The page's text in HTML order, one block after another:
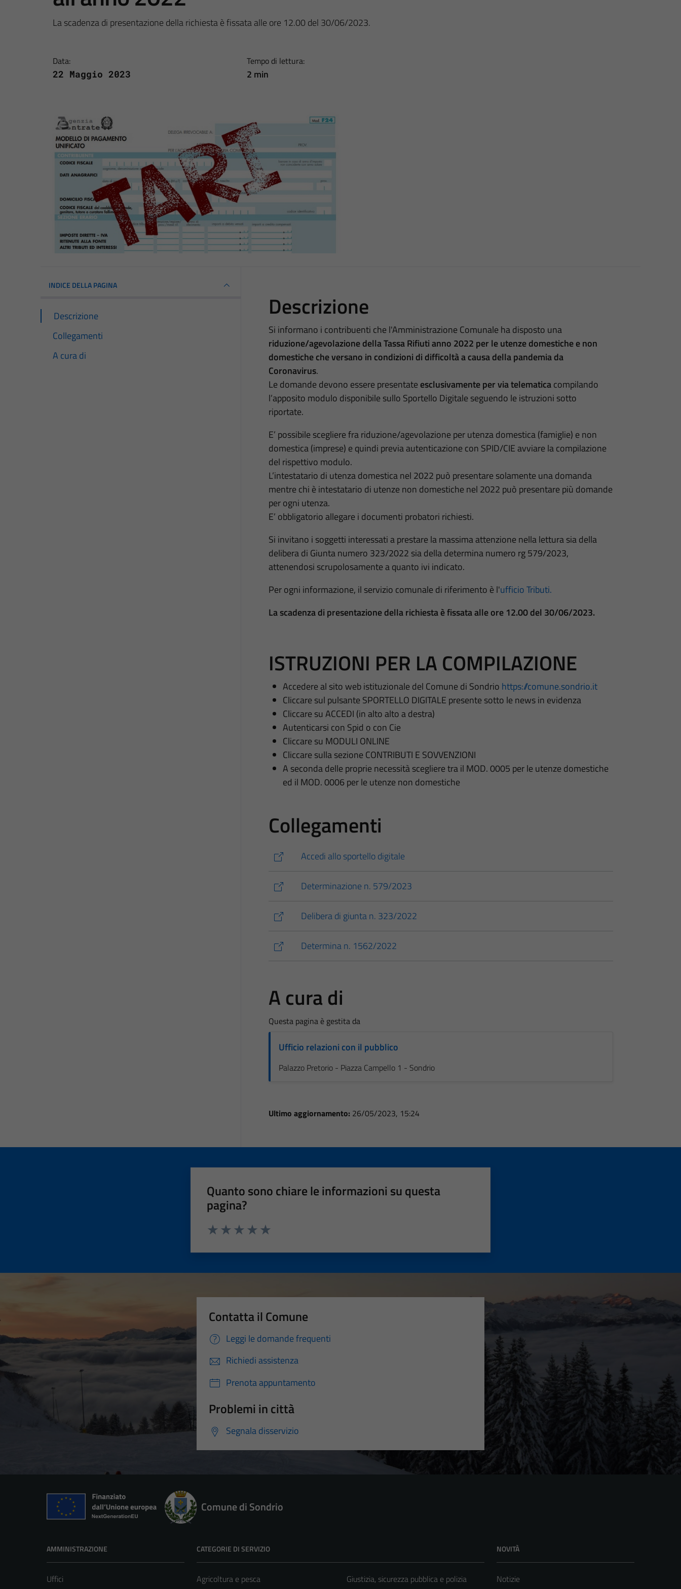
La scadenza di presentazione della richiesta è fissata alle ore 12.00 del 30/06/2023.
Data:
22 Maggio 2023
Tempo di lettura:
2 min
INDICE DELLA PAGINA
Descrizione
Collegamenti
A cura di
Descrizione
Si informano i contribuenti che l'Amministrazione Comunale ha disposto una
riduzione/agevolazione della Tassa Rifiuti anno 2022 per le utenze domestiche e non
domestiche che versano in condizioni di difficoltà a causa della pandemia da
Coronavirus.
Le domande devono essere presentate esclusivamente per via telematicacompilando
l’apposito modulo disponibile sullo Sportello Digitale seguendo le istruzioni sotto
riportate.
E’ possibile scegliere fra riduzione/agevolazione per utenza domestica (famiglie) e non
domestica (imprese) e quindi previa autenticazione con SPID/CIE avviare la compilazione
del rispettivo modulo.
L’intestatario di utenza domestica nel 2022 può presentare solamente una domanda
mentre chi è intestatario di utenze non domestiche nel 2022 può presentare più domande
per ogni utenza.
E’ obbligatorio allegare i documenti probatori richiesti.
Si invitano i soggetti interessati a prestare la massima attenzione nella lettura sia della
delibera di Giunta numero 323/2022 sia della determina numero rg 579/2023,
attenendosi scrupolosamente a quanto ivi indicato.
Per ogni informazione, il servizio comunale di riferimento è l'ufficio Tributi.
La scadenza di presentazione della richiesta è fissata alle ore 12.00 del 30/06/2023.
ISTRUZIONI PER LA COMPILAZIONE
Accedere al sito web istituzionale del Comune di Sondrio https://comune.sondrio.it
Cliccare sul pulsante SPORTELLO DIGITALE presente sotto le news in evidenza
Cliccare su ACCEDI (in alto alto a destra)
Autenticarsi con Spid o con Cie
Cliccare su MODULI ONLINE
Cliccare sulla sezione CONTRIBUTI E SOVVENZIONI
A seconda delle proprie necessità scegliere tra il MOD. 0005 per le utenze domestiche
ed il MOD. 0006 per le utenze non domestiche
Collegamenti
Accedi allo sportello digitale
Determinazione n. 579/2023
Delibera di giunta n. 323/2022
Determina n. 1562/2022
A cura di
Questa pagina è gestita da
Ufficio relazioni con il pubblico
Palazzo Pretorio - Piazza Campello 1 - Sondrio
Ultimo aggiornamento: 26/05/2023, 15:24
Quanto sono chiare le informazioni su questa
pagina?
Contatta il Comune
Leggi le domande frequenti
Richiedi assistenza
Prenota appuntamento
Problemi in città
Segnala disservizio
Comune di Sondrio
AMMINISTRAZIONE
Uffici
CATEGORIE DI SERVIZIO
Agricoltura e pesca Giustizia, sicurezza pubblica e polizia
NOVITÀ
Notizie